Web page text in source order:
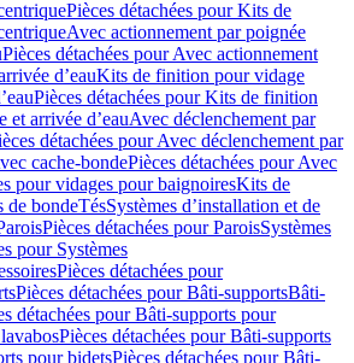
Pièces détachées pour Kits de
Avec actionnement par poignée
Pièces détachées pour Avec actionnement
d’eauKits de finition pour vidage
Pièces détachées pour Kits de finition
et arrivée d’eauAvec déclenchement par
détachées pour Avec déclenchement par
cache-bondePièces détachées pour Avec
pour vidages pour baignoiresKits de
de bondeTésSystèmes d’installation et de
Pièces détachées pour ParoisSystèmes
pour Systèmes
Pièces détachées pour
Pièces détachées pour Bâti-supportsBâti-
détachées pour Bâti-supports pour
Pièces détachées pour Bâti-supports
pour bidetsPièces détachées pour Bâti-